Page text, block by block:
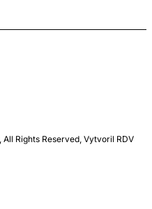
Rights Reserved, Vytvoril RDV